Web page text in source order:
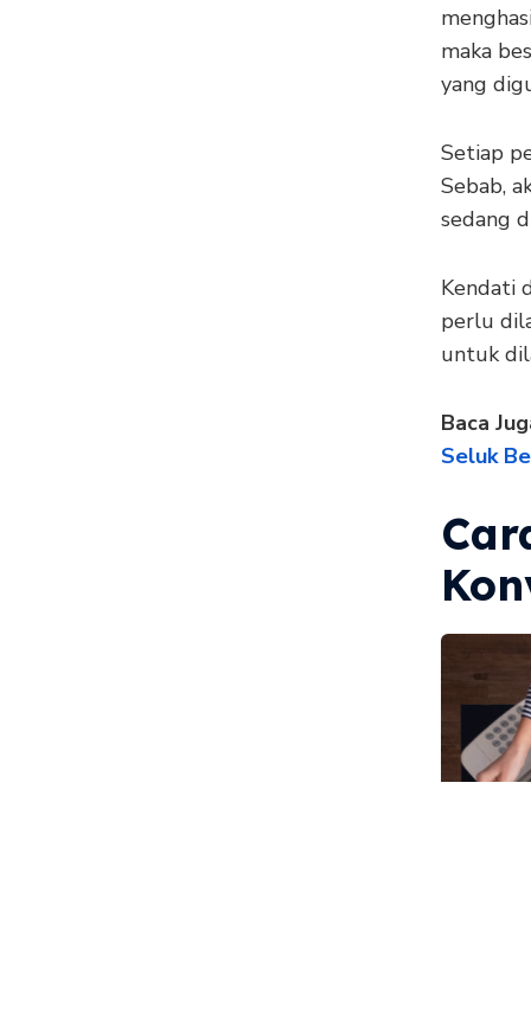
maka
yang
Setiap
Sebab,
sedang
Kendati
perlu
untuk
Baca
Seluk